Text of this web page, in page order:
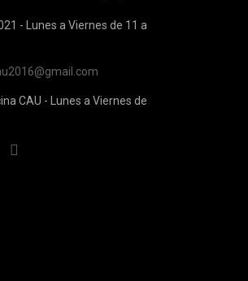
- Lunes a Viernes de 11 a
CAU - Lunes a Viernes de